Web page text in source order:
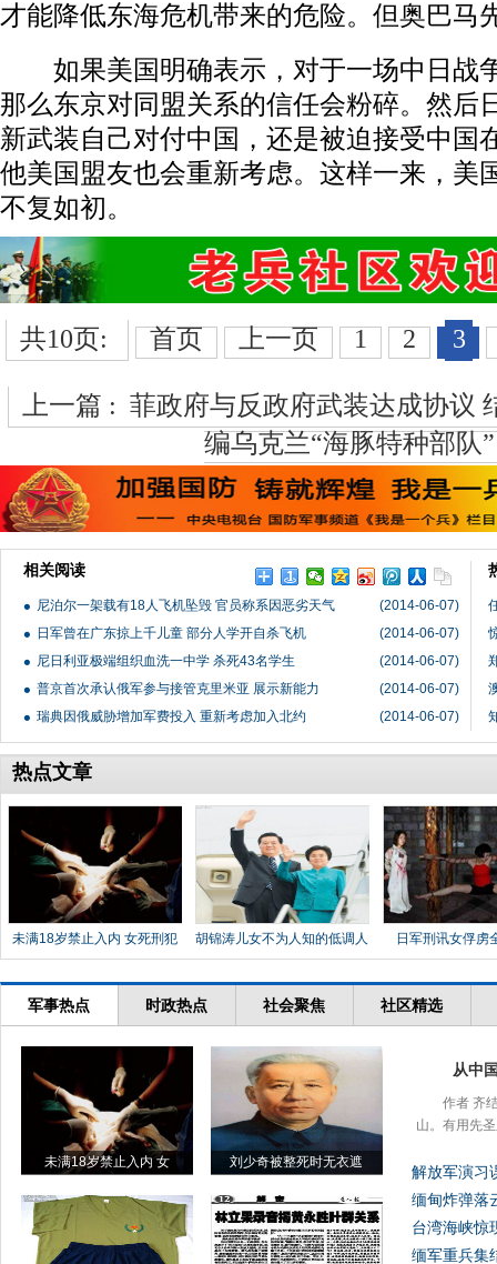
才能降低东海危机带来的危险。但奥巴马
如果美国明确表示，对于一场中日战
那么东京对同盟关系的信任会粉碎。然后
新武装自己对付中国，还是被迫接受中国
他美国盟友也会重新考虑。这样一来，美
不复如初。
共10页: 首页 上一页 1 2 3
上一篇 : 菲政府与反政府武装达成协议
编乌克兰“海豚特种部队
相关阅读
(2014-06-07)
尼泊尔一架载有18人飞机坠毁 官员称系因恶劣天气
(2014-06-07)
日军曾在广东掠上千儿童 部分人学开自杀飞机
(2014-06-07)
尼日利亚极端组织血洗一中学 杀死43名学生
(2014-06-07)
普京首次承认俄军参与接管克里米亚 展示新能力
(2014-06-07)
瑞典因俄威胁增加军费投入 重新考虑加入北约
热点文章
未满18岁禁止入内 女死刑犯 胡锦涛儿女不为人知的低调人 日军刑讯女俘虏